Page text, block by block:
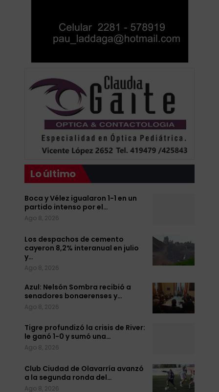
Lo último
Boca y Vélez igualaron 1-1 en un
partido intenso por el…
Ago 8, 2026
Los despachos de cemento
cayeron 8,2% interanual en julio
y…
Ago 8, 2026
Azul: Nelsón Sombra recibió a
senadores bonaerenses y…
Ago 8, 2026
Tigre profundizó la crisis de River:
le ganó 1-0 y sumó una…
Ago 8, 2026
Club Ciudad de Olavarría avanzó
a la segunda ronda del…
Ago 8, 2026